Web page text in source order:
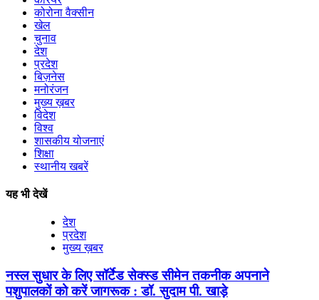
कोरोना वैक्सीन
खेल
चुनाव
देश
प्रदेश
बिज़नेस
मनोरंजन
मुख्य ख़बर
विदेश
विश्व
शासकीय योजनाएं
शिक्षा
स्थानीय खबरें
यह भी देखें
देश
प्रदेश
मुख्य ख़बर
नस्ल सुधार के लिए सॉर्टेड सेक्स्ड सीमेन तकनीक अपनाने
पशुपालकों को करें जागरूक : डॉ. सुदाम पी. खाड़े